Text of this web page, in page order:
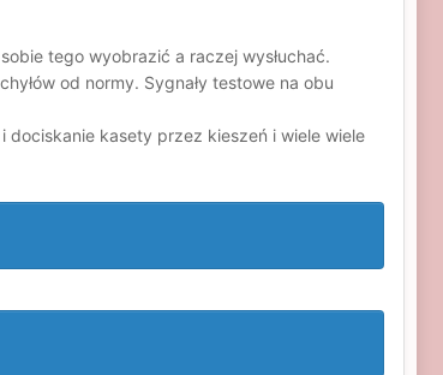
tego wyobrazić a raczej wysłuchać.
od normy. Sygnały testowe na obu
dociskanie kasety przez kieszeń i wiele wiele